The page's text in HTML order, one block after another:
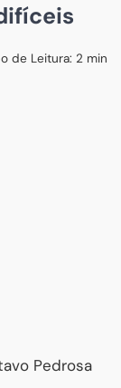
de Leitura: 2 min
Pedrosa